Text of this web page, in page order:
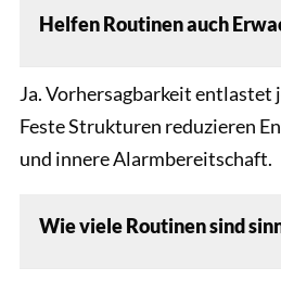
Helfen Routinen auch
Ja. Vorhersagbarkeit entlastet
Feste Strukturen reduzieren
und innere Alarmbereitschaft.
Wie viele Routinen sind